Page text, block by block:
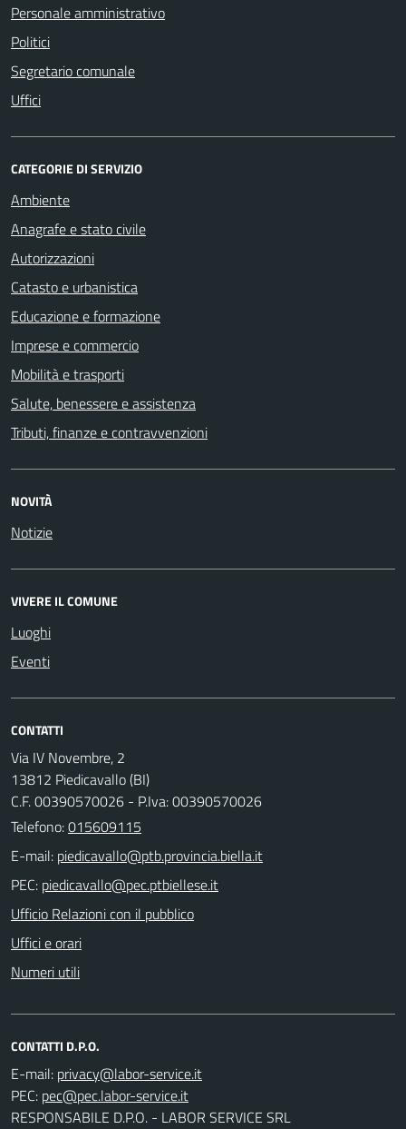
Personale amministrativo
Politici
Segretario comunale
Uffici
CATEGORIE DI SERVIZIO
Ambiente
Anagrafe e stato civile
Autorizzazioni
Catasto e urbanistica
Educazione e formazione
Imprese e commercio
Mobilità e trasporti
Salute, benessere e assistenza
Tributi, finanze e contravvenzioni
NOVITÀ
Notizie
VIVERE IL COMUNE
Luoghi
Eventi
CONTATTI
Via IV Novembre, 2
13812 Piedicavallo (BI)
C.F. 00390570026 - P.Iva: 00390570026
Telefono:015609115
E-mail:
PEC:
Ufficio Relazioni con il pubblico
Uffici e orari
Numeri utili
CONTATTI D.P.O.
E-mail:
PEC:
RESPONSABILE D.P.O. - LABOR SERVICE SRL